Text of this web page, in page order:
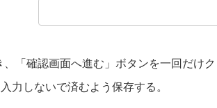
「確認画面へ進む」ボタンを一回だけク
力しないで済むよう保存する。